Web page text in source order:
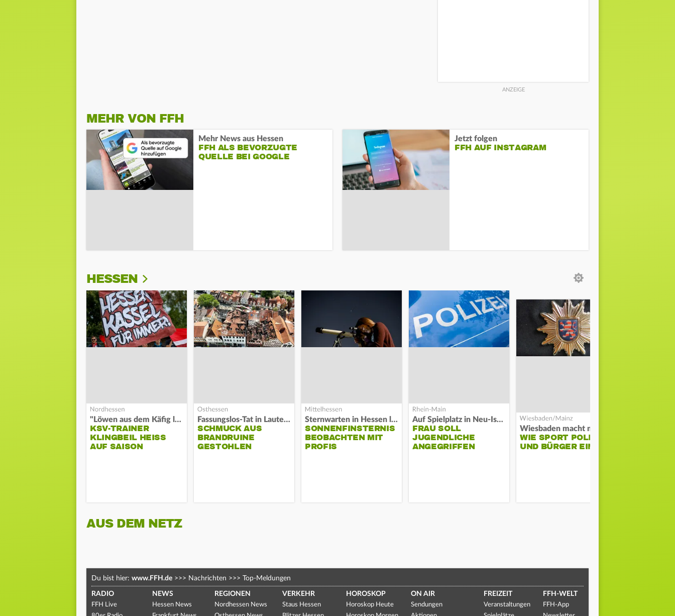
MEHR VON FFH
Mehr News aus Hessen
FFH ALS BEVORZUGTE
QUELLE BEI GOOGLE
Jetzt folgen
FFH AUF INSTAGRAM
HESSEN
"Löwen aus dem Käfig lassen"
KSV-TRAINER
KLINGBEIL HEISS A
UF SAISON
Fassungslos-Tat in Lauterbach
SCHMUCK AUS
BRANDRUINE
GESTOHLEN
Sternwarten in Hessen laden ein
SONNENFINSTERNIS
BEOBACHTEN MIT
PROFIS
Auf Spielplatz in Neu-Isenburg
FRAU SOLL
JUGENDLICHE
ANGEGRIFFEN
Wiesbaden macht mobil
WIE SPORT POLIZEI
UND BÜRGER EINT
AUS DEM NETZ
Du bist hier: www.FFH.de >>> Nachrichten >>> Top-Meldungen
RADIO
FFH Live
NEWS
Hessen News
REGIONEN
Nordhessen News
VERKEHR
Staus Hessen
HOROSKOP
Horoskop Heute
ON AIR
Sendungen
FREIZEIT
Veranstaltungen
FFH-WELT
FFH-App